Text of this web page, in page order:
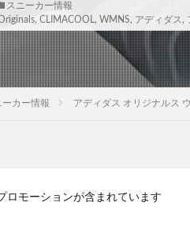
スニーカー情報
, CLIMACOOL , WMNS, アディダス ,
ーカー情報 アディダス オリジナルス
ロモーションが含まれています